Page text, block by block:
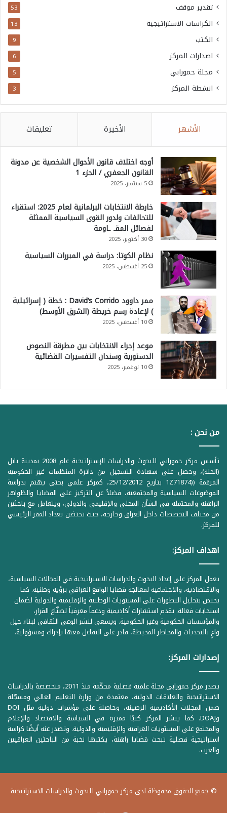
تقدير موقف 53
الكراسات الاستراتيجية 13
الكتب 9
اصدارات المركز 6
مجلة حمورابي 5
انشطة المركز 3
الأشهر الأخيرة تعليقات
أوجه اختلاف قانون الأحوال الشخصية عن مدونة
القانون الجعفري / الجزء 1
5 سبتمبر، 2025
خارطة الانتخابات البرلمانية لعام 2025: استقراء
للتحالفات ولدور القوى السياسية الممثلة
لفصائل المقـ ـاومة
30 أكتوبر، 2025
نظام الكوتا: دراسة في المبررات السياسية
25 أغسطس، 2025
ممر داوود David’s Corrido : خطة ( إسرائيلية
) لإعادة رسم خريطة (الشرق الأوسط)
10 أغسطس، 2025
موعد إجراء الانتخابات بين مطرقة النصوص
الدستورية وسندان التفسيرات القضائية
10 نوفمبر، 2025
من نحن :
تأسس مركز حمورابي للبحوث والدراسات الإستراتيجية عام 2008 بمدينة بابل
(الحلة)، وحصل على شهادة التسجيل من دائرة المنظمات غير الحكومية
المرقمة ((1Z71874 بتاريخ 25/12/2012، كمركز علمي بحثي يهتم بدراسة
الموضوعات السياسية والمجتمعية، فضلاً عن التركيز على القضايا والظواهر
الراهنة والمحتملة في الشأن المحلي والإقليمي والدولي، ويتعامل مع باحثين
من مختلف التخصصات داخل العراق وخارجه، حيث تحتضن بغداد المقر الرئيسي
للمركز.
اهداف المركز:
يعمل المركز على إعداد البحوث والدراسات الاستراتيجية في المجالات السياسية،
والاقتصادية، والاجتماعية لمعالجة قضايا الواقع العراقي برؤية وطنية. كما
يختص بتحليل التطورات على المستويات الوطنية والإقليمية والدولية لضمان
استجابات فعالة. يقدم استشارات أكاديمية ودعماً معرفياً لصنّاع القرار،
والمؤسسات الحكومية وغير الحكومية. ويسعى لنشر الوعي الثقافي لبناء جيل
واعٍ بالتحديات والمخاطر المحيطة، قادر على التفاعل معها بإدراك ومسؤولية.
إصدارات المركز:
يصدر مركز حمورابي مجلة علمية فصلية محكّمة منذ 2011، متخصصة بالدراسات
الاستراتيجية والعلاقات الدولية، معتمدة من وزارة التعليم العالي ومسجّلة
ضمن المجلات الأكاديمية الرصينة، وحاصلة على مؤشرات دولية مثل DOI
وDOAJ. كما ينشر المركز كتبًا مميزة في السياسة والاقتصاد والإعلام
والمجتمع على المستويات العراقية والإقليمية والدولية. وتصدر عنه أيضًا كراسة
استراتيجية فصلية تبحث قضايا راهنة، يكتبها نخبة من الباحثين العراقيين
والعرب.
© جميع الحقوق محفوظة لدى مركز حمورابي للبحوث والدراسات الاستراتيجية